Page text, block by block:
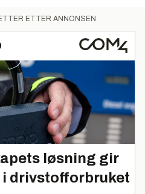
ETTER ANNONSEN
løsning gir
drivstofforbruket